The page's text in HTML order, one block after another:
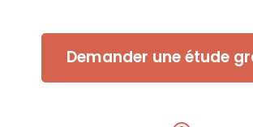
Demander une étude